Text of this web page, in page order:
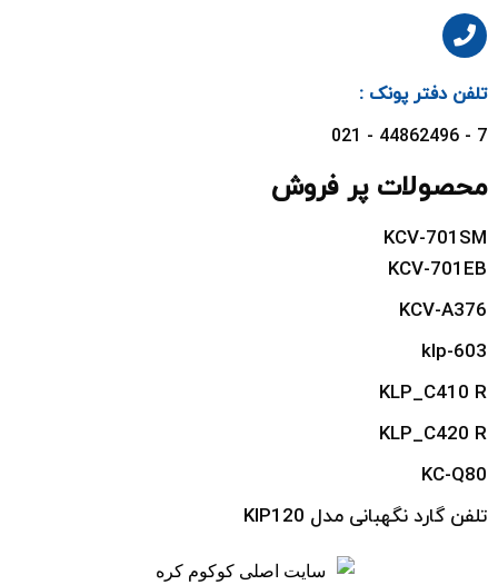
تلفن دفتر پونک :
7 - 44862496 - 021
محصولات پر فروش
KCV-701SM
KCV-701EB
KCV-A376
klp-603
KLP_C410 R
KLP_C420 R
KC-Q80
تلفن گارد نگهبانی مدل KIP120